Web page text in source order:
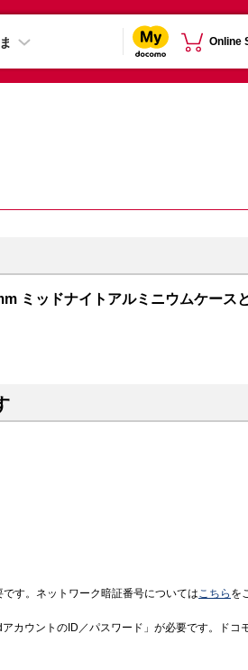
Online
ミッドナイトアルミニウムケース
す。ネットワーク暗証番号についてはこちら を
カウントのID／パスワード」が必要です。ドコ